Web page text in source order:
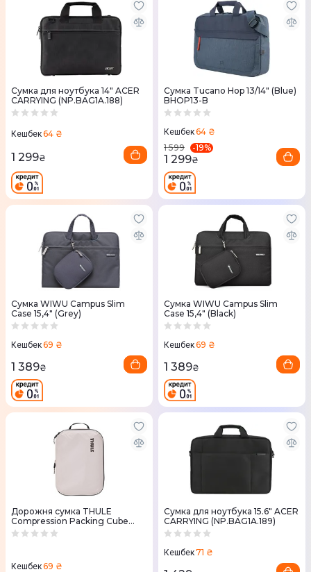
Сумка для ноутбука 14" ACER
CARRYING (NP.BAG1A.188)
Кешбек64 ₴
1 299₴
Сумка Tucano Hop 13/14" (Blue)
BHOP13-B
Кешбек64 ₴
1 599
-19%
1 299₴
Сумка WIWU Campus Slim
Case 15,4" (Grey)
Кешбек69 ₴
1 389₴
Сумка WIWU Campus Slim
Case 15,4" (Black)
Кешбек69 ₴
1 389₴
Дорожня сумка THULE
Compression Packing Cube
Medium TCPC202 (White)
Кешбек69 ₴
Сумка для ноутбука 15.6" ACER
CARRYING (NP.BAG1A.189)
Кешбек71 ₴